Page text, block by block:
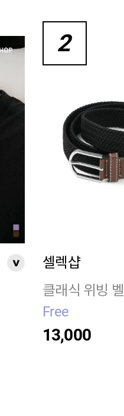
2
셀렉샵
클래식 위빙
Free
13,000